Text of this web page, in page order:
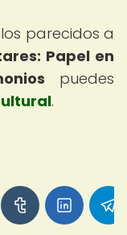
parecidos a
Papel en
puedes
.